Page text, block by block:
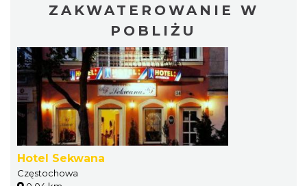
ZAKWATEROWANIE W
POBLIŻU
Hotel Sekwana
Częstochowa